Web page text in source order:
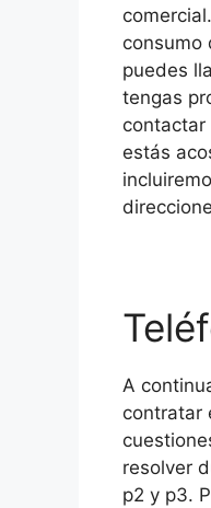
consumo
puedes
tengas
contactar
estás
A
contratar
resolver
p2 y p3.